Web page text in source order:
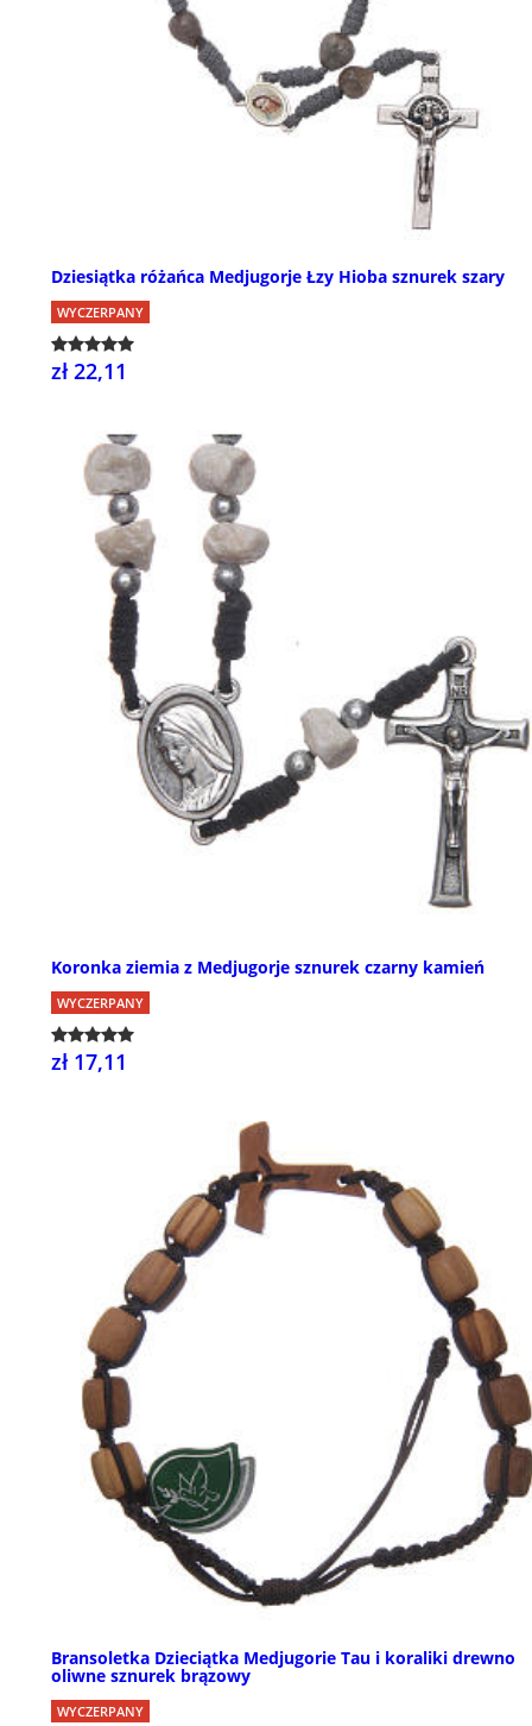
Dziesiątka różańca Medjugorje Łzy Hioba sznurek szary
WYCZERPANY
zł 22,11
Koronka ziemia z Medjugorje sznurek czarny kamień
WYCZERPANY
zł 17,11
Bransoletka Dzieciątka Medjugorie Tau i koraliki drewno
oliwne sznurek brązowy
WYCZERPANY